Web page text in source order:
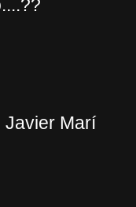
Javier Marí